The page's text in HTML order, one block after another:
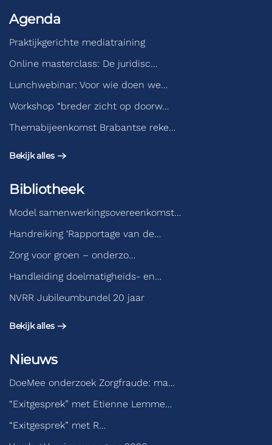
Agenda
Praktijkgerichte mediatraining
Online masterclass: De juridisc…
Lunchwebinar: Voor wie doen we…
Workshop “breder zicht op doorw…
Themabijeenkomst Brabantse reke…
Bekijk alles
Bibliotheek
Model samenwerkingsovereenkomst…
Handreiking ‘Rapportage van de…
Zorg voor groen – onderzo…
Handleiding doelmatigheids- en…
NVRR Jubileumbundel 20 jaar
Bekijk alles
Nieuws
DoeMee onderzoek Zorgfraude: ma…
“Exitgesprek” met Etienne Lemme…
“Exitgesprek” met R…